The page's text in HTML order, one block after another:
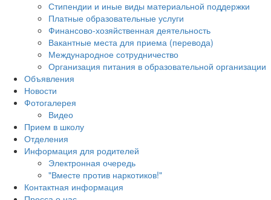
Стипендии и иные виды материальной поддержки
Платные образовательные услуги
Финансово-хозяйственная деятельность
Вакантные места для приема (перевода)
Международное сотрудничество
Организация питания в образовательной организации
Объявления
Новости
Фотогалерея
Видео
Прием в школу
Отделения
Информация для родителей
Электронная очередь
"Вместе против наркотиков!"
Контактная информация